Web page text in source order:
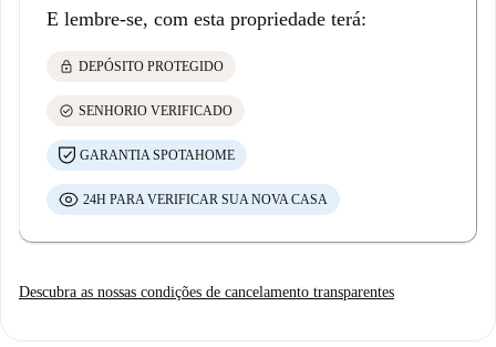
E lembre-se, com esta propriedade terá:
lock DEPÓSITO PROTEGIDO
check_circle SENHORIO VERIFICADO
GARANTIA SPOTAHOME
24H PARA VERIFICAR SUA NOVA CASA
Descubra as nossas condições de cancelamento transparentes